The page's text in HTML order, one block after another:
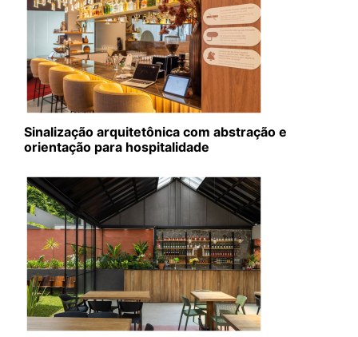
Sinalização arquitetônica com abstração e
orientação para hospitalidade